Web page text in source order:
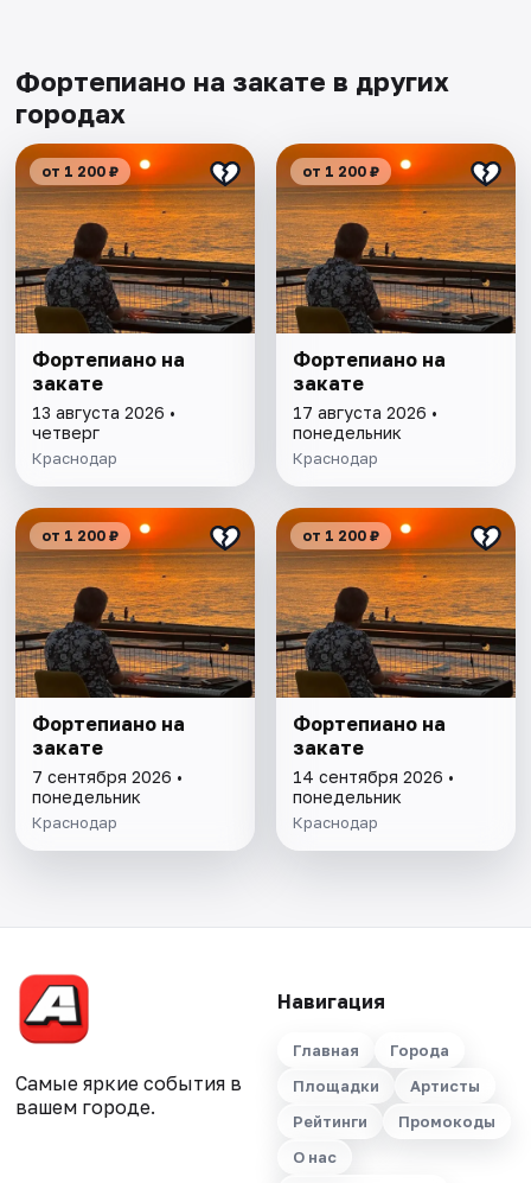
Фортепиано на закате в других
городах
от 1 200 ₽
Фортепиано на
закате
13 августа 2026 •
четверг
Краснодар
от 1 200 ₽
Фортепиано на
закате
17 августа 2026 •
понедельник
Краснодар
от 1 200 ₽
Фортепиано на
закате
7 сентября 2026 •
понедельник
Краснодар
от 1 200 ₽
Фортепиано на
закате
14 сентября 2026 •
понедельник
Краснодар
Самые яркие события в
вашем городе.
Навигация
Главная
Города
Площадки
Артисты
Рейтинги
Промокоды
О нас